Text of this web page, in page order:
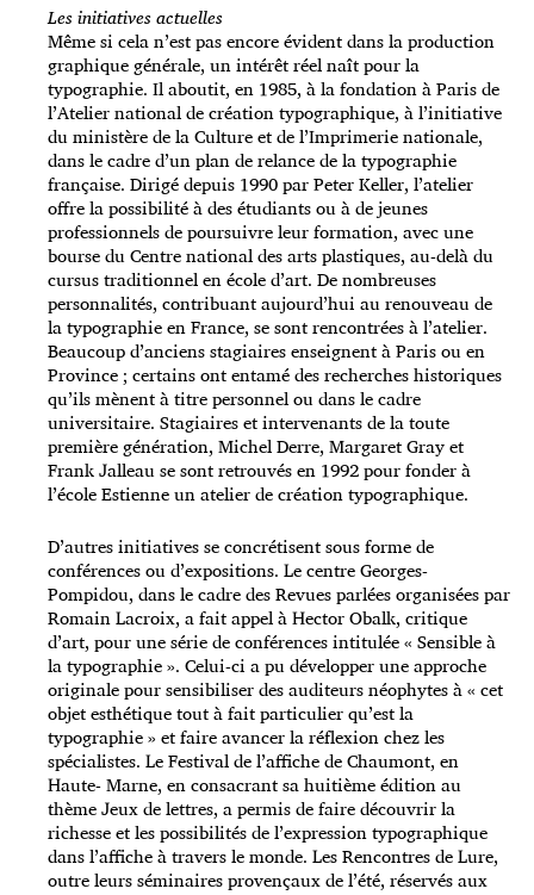
Les initiatives actuelles
Même si cela n’est pas encore évident dans la production
graphique générale, un intérêt réel naît pour la
typographie. Il aboutit, en 1985, à la fondation à Paris de
l’Atelier national de création typographique, à l’initiative
du ministère de la Culture et de l’Imprimerie nationale,
dans le cadre d’un plan de relance de la typographie
française. Dirigé depuis 1990 par Peter Keller, l’atelier
offre la possibilité à des étudiants ou à de jeunes
professionnels de poursuivre leur formation, avec une
bourse du Centre national des arts plastiques, au-delà du
cursus traditionnel en école d’art. De nombreuses
personnalités, contribuant aujourd’hui au renouveau de
la typographie en France, se sont rencontrées à l’atelier.
Beaucoup d’anciens stagiaires enseignent à Paris ou en
Province ; certains ont entamé des recherches historiques
qu’ils mènent à titre personnel ou dans le cadre
universitaire. Stagiaires et intervenants de la toute
première génération, Michel Derre, Margaret Gray et
Frank Jalleau se sont retrouvés en 1992 pour fonder à
l’école Estienne un atelier de création typographique.
D’autres initiatives se concrétisent sous forme de
conférences ou d’expositions. Le centre Georges-
Pompidou, dans le cadre des Revues parlées organisées par
Romain Lacroix, a fait appel à Hector Obalk, critique
d’art, pour une série de conférences intitulée « Sensible à
la typographie ». Celui-ci a pu développer une approche
originale pour sensibiliser des auditeurs néophytes à « cet
objet esthétique tout à fait particulier qu’est la
typographie » et faire avancer la réflexion chez les
spécialistes. Le Festival de l’affiche de Chaumont, en
Haute- Marne, en consacrant sa huitième édition au
thème Jeux de lettres, a permis de faire découvrir la
richesse et les possibilités de l’expression typographique
dans l’affiche à travers le monde. Les Rencontres de Lure,
outre leurs séminaires provençaux de l’été, réservés aux